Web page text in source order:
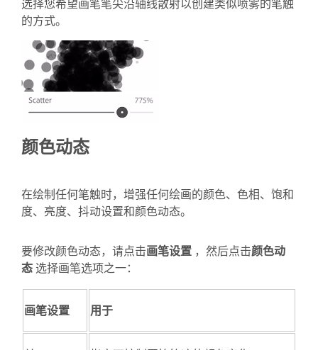
选择您希望画笔笔尖沿轴线散射以创建类似喷雾的笔触
的方式。
颜色动态
在绘制任何笔触时，增强任何绘画的颜色、色相、饱和
度、亮度、抖动设置和颜色动态。
要修改颜色动态，请点击画笔设置 ，然后点击颜色动
态 选择画笔选项之一：
画笔设置 用于